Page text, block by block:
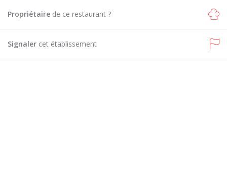
Propriétaire de ce restaurant ?
Signaler cet établissement